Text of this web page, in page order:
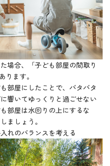
場合、「子ども部屋の間取り
ります。
部屋にしたことで、バタバタ
響いてゆっくりと過ごせない
部屋は水回りの上にするな
ましょう。
れのバランスを考える